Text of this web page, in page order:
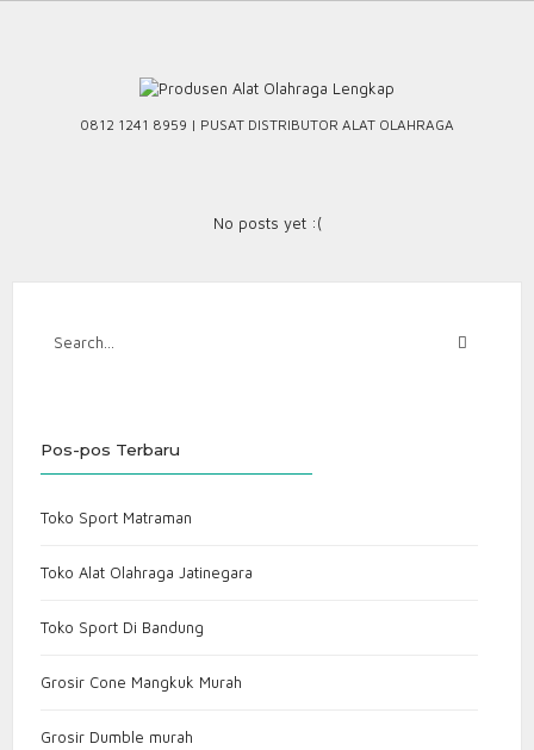
0812 1241 8959 | PUSAT DISTRIBUTOR ALAT OLAHRAGA
No posts yet :(
Pos-pos Terbaru
Toko Sport Matraman
Toko Alat Olahraga Jatinegara
Toko Sport Di Bandung
Grosir Cone Mangkuk Murah
Grosir Dumble murah